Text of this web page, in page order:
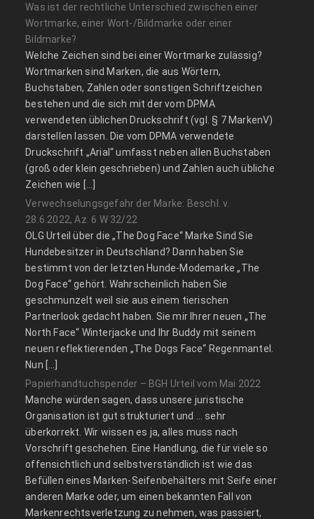
Was ist der rechtliche Unterschied zwischen einer
Wortmarke, einer Wort-/Bildmarke oder einer
Bildmarke?
Welche Zeichen sind bei einer Wortmarke zulässig?
Wortmarken sind Marken, die aus Wörtern,
Buchstaben, Zahlen oder sonstigen Schriftzeichen
bestehen und die sich mit der vom DPMA
verwendeten üblichen Druckschrift (vgl. § 7 MarkenV)
darstellen lassen. Die vom DPMA verwendete
Druckschrift „Arial“ umfasst neben allen Buchstaben
(groß oder klein geschrieben) und Zahlen auch übliche
Zeichen wie […]
Verwechselungsgefahr der Marke: Beschl. v.
28.6.2022, Az. 6 W 32/22
OLG Urteil über die „The Dog Face“ Marke Sind Sie
Hundebesitzer in Deutschland? Dann haben Sie
bestimmt von der letzten Hunde-Modemarke „The
Dog Face“ gehört. Wahrscheinlich haben Sie
geschmunzelt weil sie aus einem tierischen
Partnerlook gedacht haben. Sie mir Ihrer neuen „The
North Face“ Winterjacke und Ihr Buddy mit seinem
neuen reflektierenden „The Dogs Face“ Regenmantel.
Nun […]
Papierhandtuchspender – BGH Urteil vom Mai 2022
Manche würden sagen, dass unsere juristische
Organisation ist gut strukturiert und … sehr
überkorrekt. Wir wissen es ja, alles muss nach
Vorschrift geschehen. Eine Handlung, die für viele so
offensichtlich und selbstverständlich ist wie das
Befüllen eines Marken-Seifenbehälters mit Seife einer
anderen Marke oder, um einen bekannten Fall von
Markenrechtsverletzung zu nehmen, was passiert,